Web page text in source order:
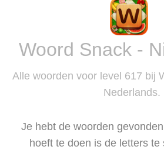
Woord Snack -
Alle woorden voor level 617 bij
Nederlands.
Je hebt de woorden
hoeft te doen is de letters